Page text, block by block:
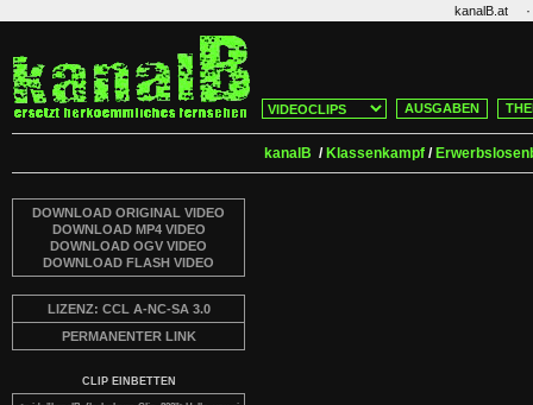
kanalB.at ·
AUSGABEN
kanalB / Klassenkampf /
DOWNLOAD ORIGINAL VIDEO
DOWNLOAD MP4 VIDEO
DOWNLOAD OGV VIDEO
DOWNLOAD FLASH VIDEO
LIZENZ: CCL A-NC-SA 3.0
PERMANENTER LINK
CLIP EINBETTEN